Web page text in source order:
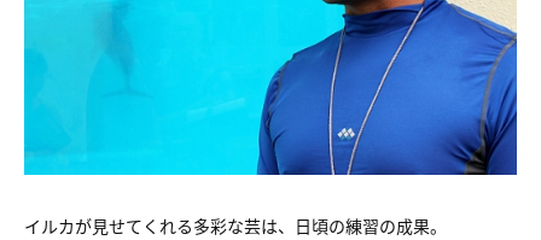
イルカが見せてくれる多彩な芸は、日頃の練習の成果。